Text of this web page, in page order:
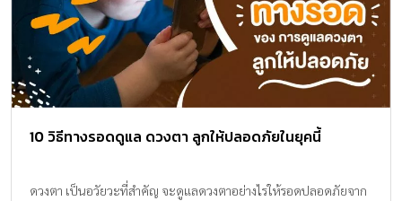
10 วิธีทางรอดดูแล ดวงตา ลูกให้ปลอดภัยในยุคนี้
ดวงตา เป็นอวัยวะที่สำคัญ จะดูแลดวงตาอย่างไรให้รอดปลอดภัยจาก